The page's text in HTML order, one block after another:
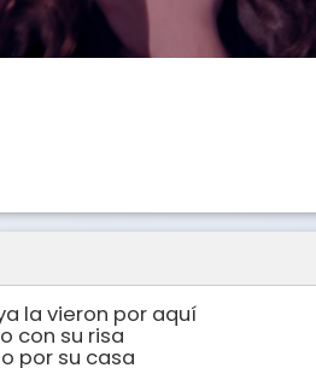
la vieron por aquí
con su risa
por su casa